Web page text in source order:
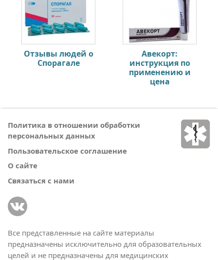
Отзывы людей о
Спорагале
Авекорт:
инструкция по
применению и
цена
Политика в отношении обработки
персональных данных
Пользовательское соглашение
О сайте
Связаться с нами
Все представленные на сайте материалы
предназначены исключительно для образовательных
целей и не предназначены для медицинских